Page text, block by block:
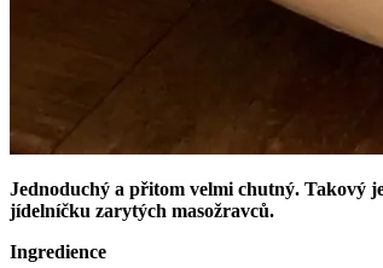
Jednoduchý a přitom velmi chutný. Takový
jídelníčku zarytých masožravců.
Ingredience